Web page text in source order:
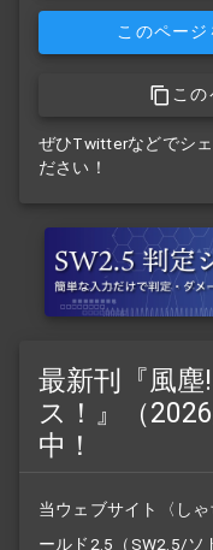
このページ
こ
ぜひTwitterなどでシ
ださい！
最新刊『風
ス！』（
中！
当ウェブサイト〈し
ールド2.5（SW2.5/ソ